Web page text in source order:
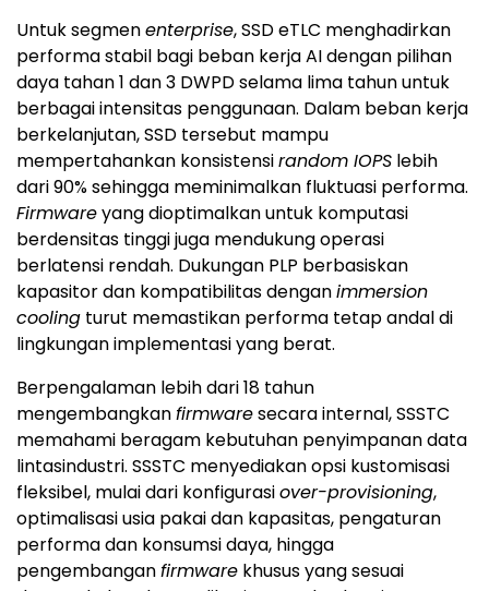
Untuk segmenenterprise, SSD eTLC menghadirkan
performa stabil bagi beban kerja AI dengan pilihan
daya tahan 1 dan 3 DWPD selama lima tahun untuk
berbagai intensitas penggunaan. Dalam beban kerja
berkelanjutan, SSD tersebut mampu
mempertahankan konsistensirandom IOPS lebih
dari 90% sehingga meminimalkan fluktuasi performa.
Firmwareyang dioptimalkan untuk komputasi
berdensitas tinggi juga mendukung operasi
berlatensi rendah. Dukungan PLP berbasiskan
kapasitor dan kompatibilitas denganimmersion
cooling turut memastikan performa tetap andal di
lingkungan implementasi yang berat.
Berpengalaman lebih dari 18 tahun
mengembangkanfirmwaresecara internal, SSSTC
memahami beragam kebutuhan penyimpanan data
lintasindustri. SSSTC menyediakan opsi kustomisasi
fleksibel, mulai dari konfigurasiover-provisioning,
optimalisasi usia pakai dan kapasitas, pengaturan
performa dan konsumsi daya, hingga
pengembanganfirmware khusus yang sesuai